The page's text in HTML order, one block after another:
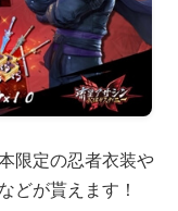
限定の忍者衣装や
どが貰えます！